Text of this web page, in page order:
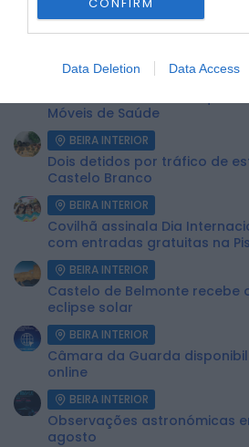
Data Deletion Data Access
BEIRA INTERIOR
Centum Cellas entra na fase
BEIRA INTERIOR
Móveis de Saúde
BEIRA INTERIOR
Dois detidos por tráfico de
Castelo Branco
BEIRA INTERIOR
Covilhã assinala Dia
com entradas gratuitas na
BEIRA INTERIOR
Castelo de Belmonte recebe
eclipse solar
BEIRA INTERIOR
Câmara da Guarda
online
BEIRA INTERIOR
Observações astronómicas
agosto